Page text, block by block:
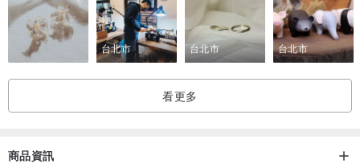
台北市 台北市 台北市
看更多
商品資訊